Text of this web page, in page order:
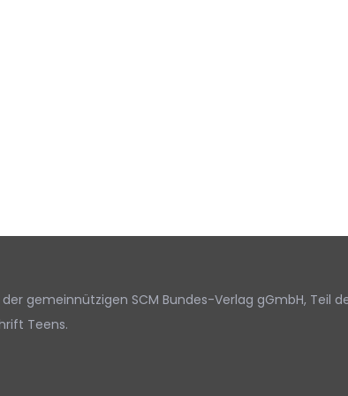
gemeinnützigen SCM Bundes-Verlag gGmbH, Teil
Teens.